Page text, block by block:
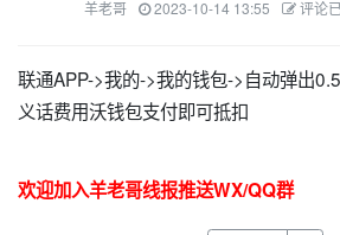
羊老哥 2023-10-14 13:55 评论
联通APP->我的->我的钱包->自动弹出
义话费用沃钱包支付即可抵扣
欢迎加入羊老哥线报推送WX/QQ群